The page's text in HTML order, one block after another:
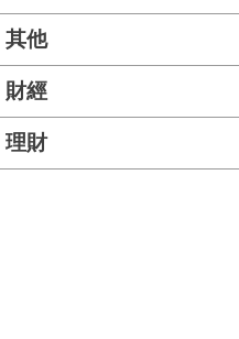
其他
財經
理財